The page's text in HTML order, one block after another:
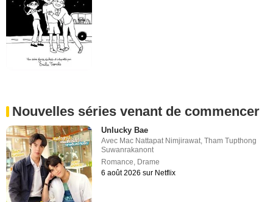
Nouvelles séries venant de commencer
Unlucky Bae
Avec Mac Nattapat Nimjirawat ,Tham Tupthong
Suwanrakanont
Romance Drame
6 août 2026 sur Netflix